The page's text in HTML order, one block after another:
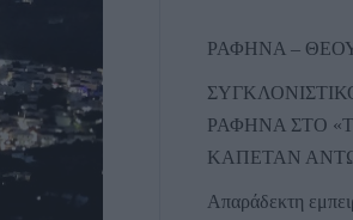
ΡΑΦΗΝΑ –
ΡΑΦΗΝΑ ΣΤΟ
ΚΑΠΕΤΑΝ
Απαράδεκτη